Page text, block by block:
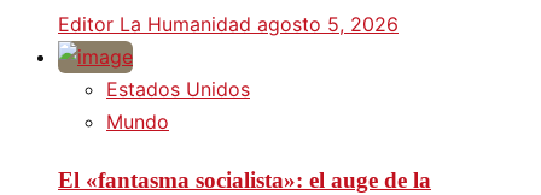
Editor La Humanidad agosto 5, 2026
Estados Unidos
Mundo
El «fantasma socialista»: el auge de la